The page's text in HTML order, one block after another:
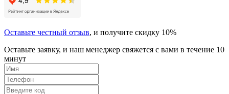
Оставьте честный отзыв, и получите скидку 10%
Оставьте заявку, и наш менеджер свяжется с вами в течение 10
минут